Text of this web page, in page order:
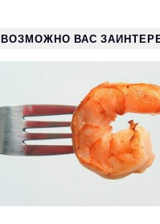
ВОЗМОЖНО ВАС